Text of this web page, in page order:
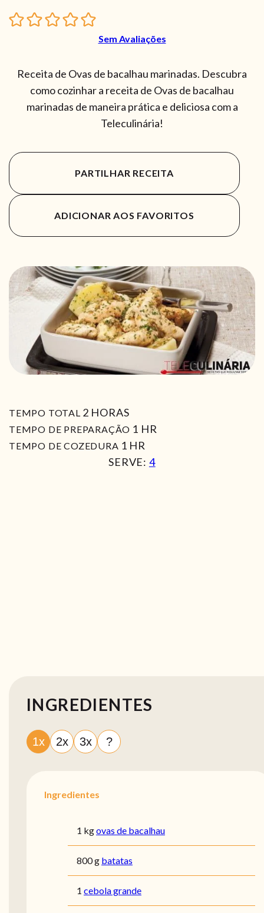
Sem Avaliações
Receita de Ovas de bacalhau marinadas. Descubra
como cozinhar a receita de Ovas de bacalhau
marinadas de maneira prática e deliciosa com a
Teleculinária!
PARTILHAR RECEITA
ADICIONAR AOS FAVORITOS
TEMPO TOTAL 2HORAS
HORAS
TEMPO DE PREPARAÇÃO 1 HORA
HR
TEMPO DE COZEDURA 1 HORA
HR
SERVE: 4
INGREDIENTES
1x 2x 3x ?
Ingredientes
1 kgovas de bacalhau
800 g batatas
1 cebola grande